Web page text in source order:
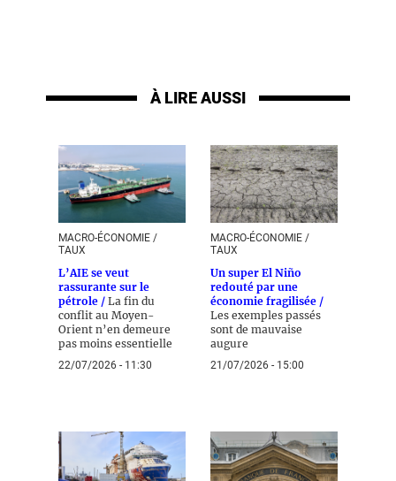
À LIRE AUSSI
MACRO-ÉCONOMIE /
TAUX
L’AIE se veut
rassurante sur le
pétrole / La fin du
conflit au Moyen-
Orient n’en demeure
pas moins essentielle
22/07/2026 - 11:30
MACRO-ÉCONOMIE /
TAUX
Un super El Niño
redouté par une
économie fragilisée /
Les exemples passés
sont de mauvaise
augure
21/07/2026 - 15:00